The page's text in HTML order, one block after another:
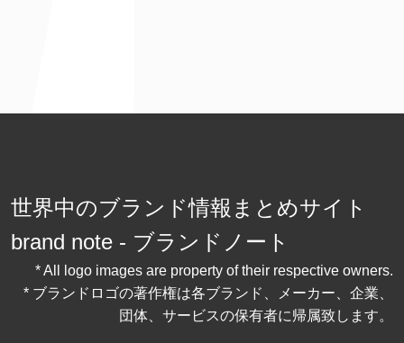
世界中のブランド情報まとめサイト
brand note - ブランドノート
* All logo images are property of their respective owners.
* ブランドロゴの著作権は各ブランド、メーカー、企業、
団体、サービスの保有者に帰属致します。